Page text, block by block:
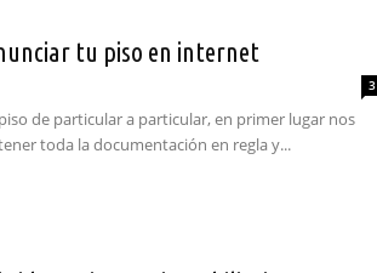
tu piso en internet
3
de particular a particular, en primer lugar nos
toda la documentación en regla y...